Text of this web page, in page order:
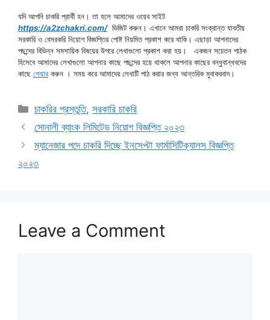
যদি আপনি চাকরি প্রার্থী হন। তা হলে আমাদের ওয়েব সাইট
https://a2zchakri.com/ভিজিট করুন। এখানে আমরা চাকরি সংক্রান্ত যাবতীয়
সরকারি ও বেসরকরি নিয়োগ বিজ্ঞপ্তির পোষ্ট নিয়মিত প্রকাশ করে থাকি। এছাড়া আপনাদের
পছন্দের বিভিন্ন সমসায়িক বিষয়ের উপরে লেখাগুলো প্রকাশ করা হয়। একজন সচেতন পাঠক
হিসেবে আমাদের লেখাগুলো আপনার কাছে পছন্দের হয়ে থাকলে আপনার কাছের বন্ধুবান্ধবদের
কাছে শেয়ার করুন । সময় করে আমাদের লেখাটি পাঠ করার জন্য আন্তরিক মুবাকরবাদ।
Categories
চাকরির প্রস্তুতি,সরকারি চাকরি
সোনালী ব্যাংক লিমিটেড নিয়োগ বিজ্ঞপ্তি ২০২৩
ম্যানেজার পদে চাকরি দিচ্ছে ইনসেপ্টা ফার্মাসিটিক্যালস বিজ্ঞপ্তি
২০২৩
Leave a Comment